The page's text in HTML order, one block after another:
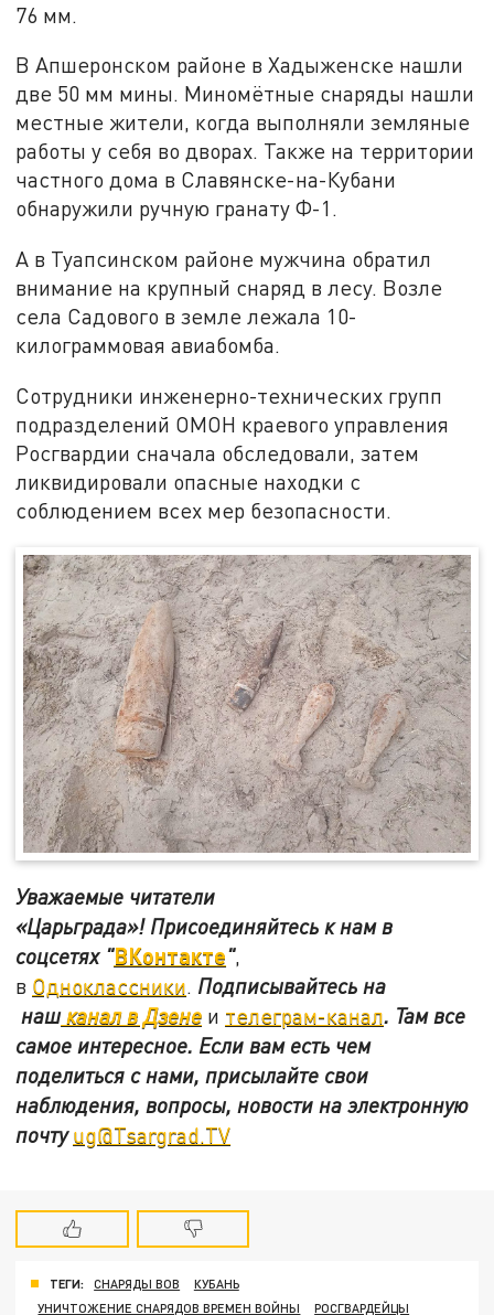
76 мм.
В Апшеронском районе в Хадыженске нашли
две 50 мм мины. Миномётные снаряды нашли
местные жители, когда выполняли земляные
работы у себя во дворах. Также на территории
частного дома в Славянске-на-Кубани
обнаружили ручную гранату Ф-1.
А в Туапсинском районе мужчина обратил
внимание на крупный снаряд в лесу. Возле
села Садового в земле лежала 10-
килограммовая авиабомба.
Сотрудники инженерно-технических групп
подразделений ОМОН краевого управления
Росгвардии сначала обследовали, затем
ликвидировали опасные находки с
соблюдением всех мер безопасности.
Уважаемые читатели
«Царьграда»! Присоединяйтесь к нам в
соцсетях "ВКонтакте",
в Одноклассники. Подписывайтесь на
нашканал в Дзене и телеграм-канал. Там все
самое интересное. Если вам есть чем
поделиться с нами, присылайте свои
наблюдения, вопросы, новости на электронную
почтуug@Tsargrad.TV
ТЕГИ: СНАРЯДЫ ВОВ
КУБАНЬ
УНИЧТОЖЕНИЕ СНАРЯДОВ ВРЕМЕН ВОЙНЫ
РОСГВАРДЕЙЦЫ